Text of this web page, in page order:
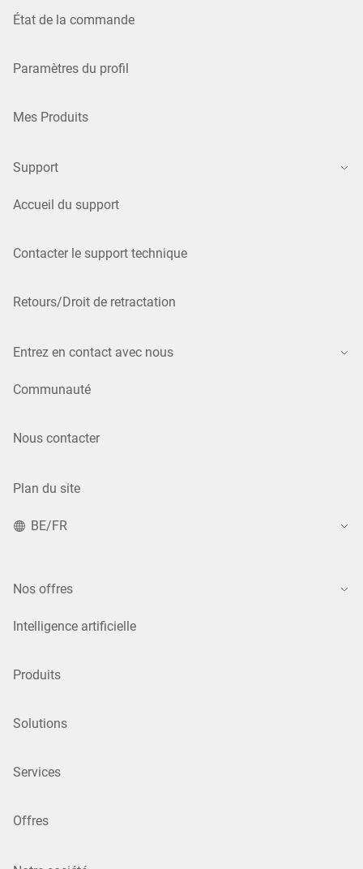
État de la commande
Paramètres du profil
Mes Produits
Support
Accueil du support
Contacter le support technique
Retours/Droit de retractation
Entrez en contact avec nous
Communauté
Nous contacter
Plan du site
BE/FR
Nos offres
Intelligence artificielle
Produits
Solutions
Services
Offres